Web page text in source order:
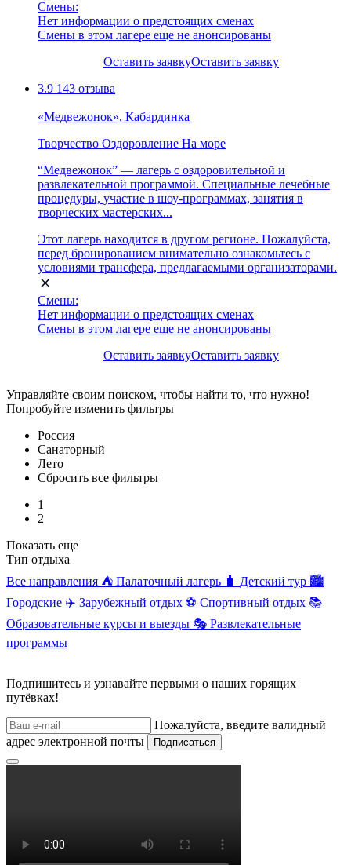
Смены:
Нет информации о предстоящих сменах
Смены в этом лагере еще не анонсированы
Оставить заявкуОставить заявку
3.9 143 отзыва
«Медвежонок», Кабардинка
Творчество Оздоровление На море
“Медвежонок” — лагерь с оздоровительной и
развлекательной программой. Специальные лечебные
процедуры, участие в шоу-программах, занятия в
творческих мастерских...
Этот лагерь находится в другом регионе. Пожалуйста,
перед бронированием внимательно ознакомьтесь с
условиями трансфера, предлагаемыми организаторами.
Смены:
Нет информации о предстоящих сменах
Смены в этом лагере еще не анонсированы
Оставить заявкуОставить заявку
Управляйте своим поиском, чтобы найти то, что нужно!
Попробуйте изменить фильтры
Россия
Санаторный
Лето
Сбросить все фильтры
1
2
Показать еще
Тип отдыха
Все направления ⛺ Палаточный лагерь 🧳 Детский тур 🏙️
Городские ✈️ Зарубежный отдых ⚽ Спортивный отдых 📚
Образовательные курсы и выезды 🎭 Развлекательные
программы
Подпишитесь и узнавайте первыми о наших горящих
путёвках!
Пожалуйста, введите валидный
адрес электронной почты
Подписаться